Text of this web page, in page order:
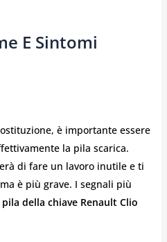
E Sintomi
è importante essere
la pila scarica.
di fare un lavoro inutile e ti
è più grave. I segnali più
pila della chiave Renault Clio